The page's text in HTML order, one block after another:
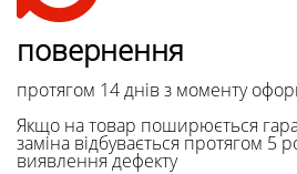
повернення
протягом 14 днів з моменту
Якщо на товар поширюється
заміна відбувається протягом 5
виявлення дефекту